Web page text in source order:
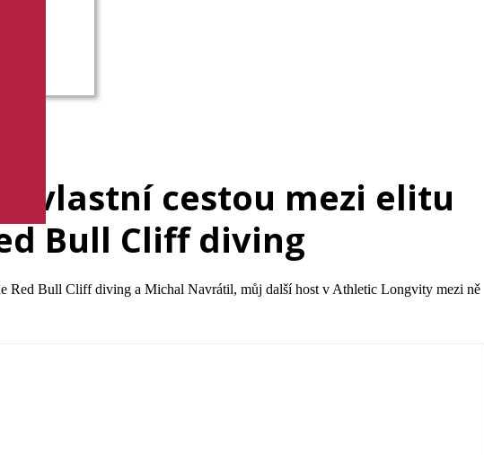
vlastní cestou mezi elitu
Bull Cliff diving
Red Bull Cliff diving a Michal Navrátil, můj další host v Athletic Longvity mezi ně